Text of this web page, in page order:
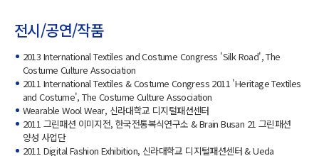
전시/공연/작품
2013 International Textiles and Costume Congress 'Silk Road', The
Costume Culture Association
2011 International Textiles & Costume Congress 2011 'Heritage Textiles
and Costume', The Costume Culture Association
Wearable Wool Wear, 신라대학교 디지털패션센터
2011 그린패션 이미지전, 한국전통복식연구소 & Brain Busan 21 그린패션
양성 사업단
2011 Digital Fashion Exhibition, 신라대학교 디지털패션센터 & Ueda